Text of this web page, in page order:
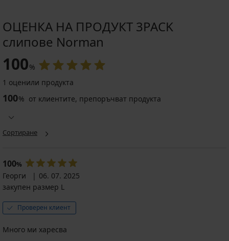
ОЦЕНКА НА ПРОДУКТ 3PACK
слипове Norman
100%
1 оценили продукта
100% от клиентите, препоръчват продукта
Сортиране
100%
Георги
06. 07. 2025
закупен размер L
Проверен клиент
Много ми харесва